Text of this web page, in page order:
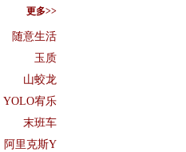
更多>>
随意生活
玉质
山蛟龙
YOLO宥乐
末班车
阿里克斯Y